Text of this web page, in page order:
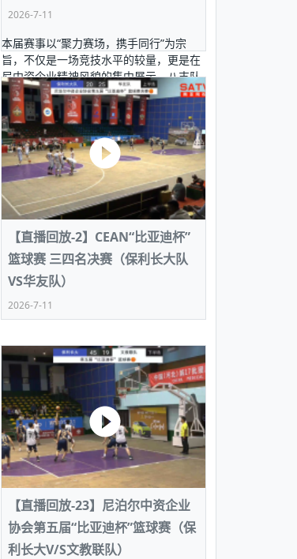
2026-7-11
本届赛事以“聚力赛场，携手同行”为宗
旨，不仅是一场竞技水平的较量，更是在
尼中资企业精神风貌的集中展示。八支队
伍历经层层选拔与积极备战，集结了来自
工程建设、通信科技、能源资源、文化教
育等多个领域的篮球精英。他们脱下工装
换上…
【直播回放-2】CEAN“比亚迪杯”
篮球赛 三四名决赛（保利长大队
VS华友队）
2026-7-11
【直播回放-23】尼泊尔中资企业
协会第五届“比亚迪杯”篮球赛（保
利长大V/S文教联队）